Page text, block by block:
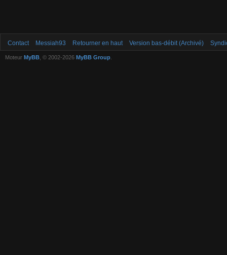
Contact Messiah93 Retourner en haut Version bas-débit (Archivé)
Moteur MyBB , © 2002-2026 MyBB Group